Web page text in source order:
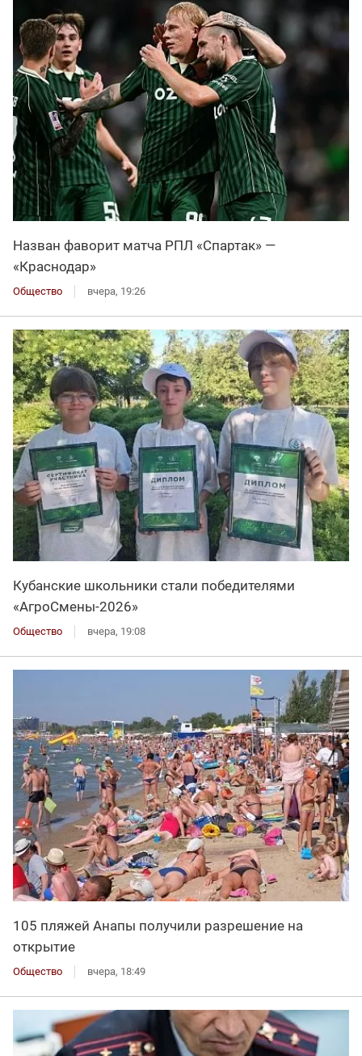
Назван фаворит матча РПЛ «Спартак» —
«Краснодар»
Общество вчера, 19:26
Кубанские школьники стали победителями
«АгроСмены-2026»
Общество вчера, 19:08
105 пляжей Анапы получили разрешение на
открытие
Общество вчера, 18:49